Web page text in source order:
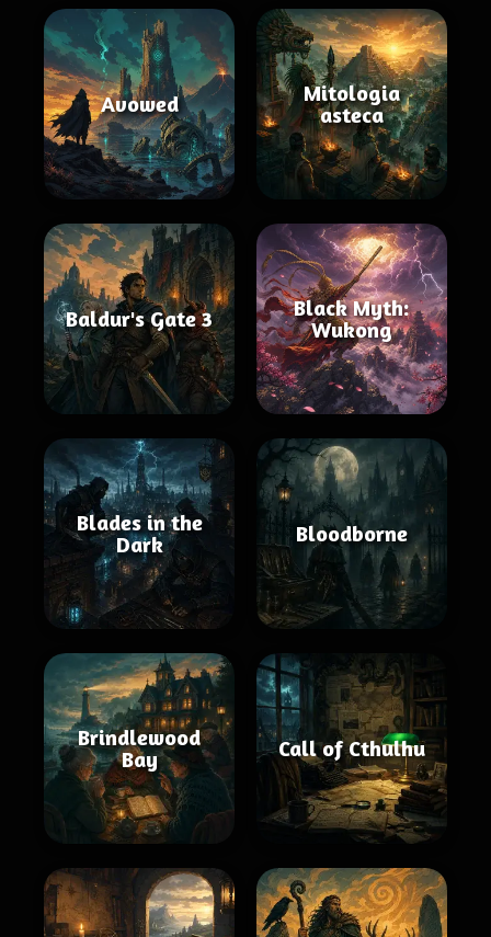
Avowed
Mitologia
asteca
Baldur's Gate 3
Black Myth:
Wukong
Blades in the
Dark
Bloodborne
Brindlewood
Bay
Call of Cthulhu